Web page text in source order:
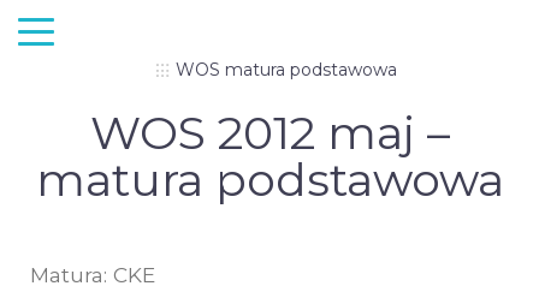
WOS matura podstawowa
WOS 2012 maj –
matura podstawowa
Matura: CKE